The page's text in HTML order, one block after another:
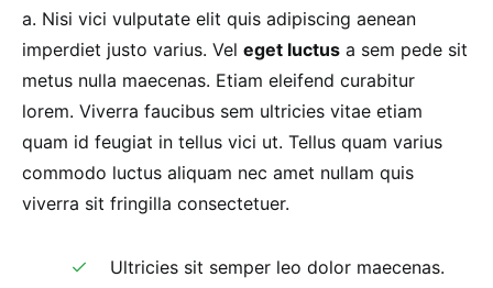
a. Nisi vici vulputate elit quis adipiscing aenean
imperdiet justo varius. Vel eget luctus a sem pede sit
metus nulla maecenas. Etiam eleifend curabitur
lorem. Viverra faucibus sem ultricies vitae etiam
quam id feugiat in tellus vici ut. Tellus quam varius
commodo luctus aliquam nec amet nullam quis
viverra sit fringilla consectetuer.
Ultricies sit semper leo dolor maecenas.